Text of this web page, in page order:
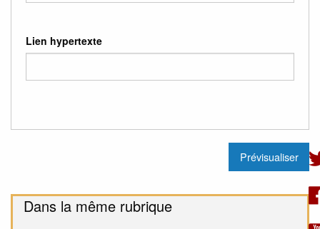
Lien hypertexte
Dans la même rubrique